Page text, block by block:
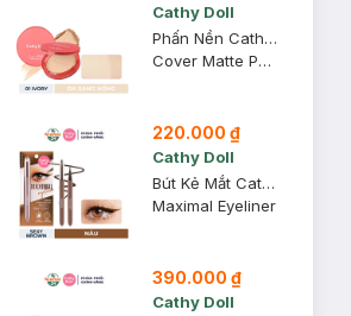
Cathy Doll
Phấn Nền Cathy Doll Mịn Lì 01 Ivory - Da Sáng Hồng 12g
Cover Matte Powder Pact SPF 30 PA +++
220.000 ₫
Cathy Doll
Bút Kẻ Mắt Cathy Doll Siêu Mảnh 02 Sexy Brown - Nâu 0.7ml
Maximal Eyeliner
390.000 ₫
Cathy Doll